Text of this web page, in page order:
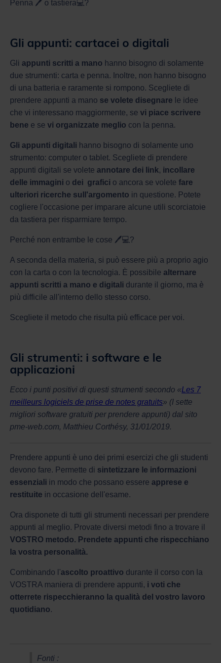
Penna 🖊 o tastiera💻?
Gli appunti: cartacei o digitali
Gli appunti scritti a mano hanno bisogno di solamente
due strumenti: carta e penna. Inoltre, non hanno bisogno
di una batteria e raramente si rompono. Scegliete di
prendere appunti a mano se volete disegnare le idee
che vi interessano maggiormente, se vi piace scrivere
bene e se vi organizzate meglio con la penna.
Gli appunti digitali hanno bisogno di solamente uno
strumento: computer o tablet. Scegliete di prendere
appunti digitali se volete annotare dei link, incollare
delle immagini o dei grafici o ancora se volete fare
ulteriori ricerche sull'argomento in questione. Potete
cogliere l'occasione per imparare alcune utili scorciatoie
da tastiera per risparmiare tempo.
Perché non entrambe le cose 🖊💻?
A seconda della materia, si può essere più a proprio agio
con la carta o con la tecnologia. È possibile alternare
appunti scritti a mano e digitali durante il giorno, ma è
più difficile all'interno dello stesso corso.
Scegliete il metodo che risulta più efficace per voi.
Gli strumenti: i software e le
applicazioni
Ecco i punti positivi di questi strumenti secondo «Les 7
meilleurs logiciels de prise de notes gratuits» (I sette
migliori software gratuiti per prendere appunti) dal sito
pme-web.com, Matthieu Corthésy, 31/01/2019.
Prendere appunti è uno dei primi esercizi che gli studenti
devono fare. Permette di sintetizzare le informazioni
essenziali in modo che possano essere apprese e
restituite in occasione dell'esame.
Ora disponete di tutti gli strumenti necessari per prendere
appunti al meglio. Provate diversi metodi fino a trovare il
VOSTRO metodo. Prendete appunti che rispecchiano
la vostra personalità.
Combinando l'ascolto proattivo durante il corso con la
VOSTRA maniera di prendere appunti, i voti che
otterrete rispecchieranno la qualità del vostro lavoro
quotidiano.
Fonti :